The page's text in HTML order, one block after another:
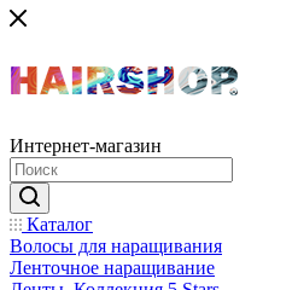
Интернет-магазин
Каталог
Волосы для наращивания
Ленточное наращивание